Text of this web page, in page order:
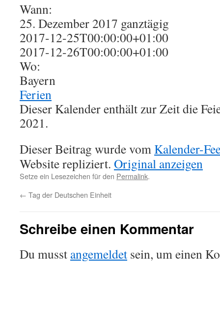
Wann:
25. Dezember 2017 ganztägig
2017-12-25T00:00:00+01:00
2017-12-26T00:00:00+01:00
Wo:
Bayern
Ferien
Dieser Kalender enthält zur Zeit die
2021.
Dieser Beitrag wurde vom Kalender-
Website repliziert. Original anzeigen
Setze ein Lesezeichen für den Permalink.
← Tag der Deutschen Einheit
Schreibe einen Kommentar
Du musst angemeldet sein, um einen